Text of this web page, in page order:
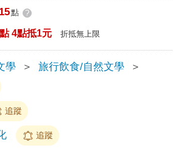
15點 ?
4點抵1元 折抵無上限
學 ＞ 旅行飲食/自然文學
＞
追蹤
追蹤